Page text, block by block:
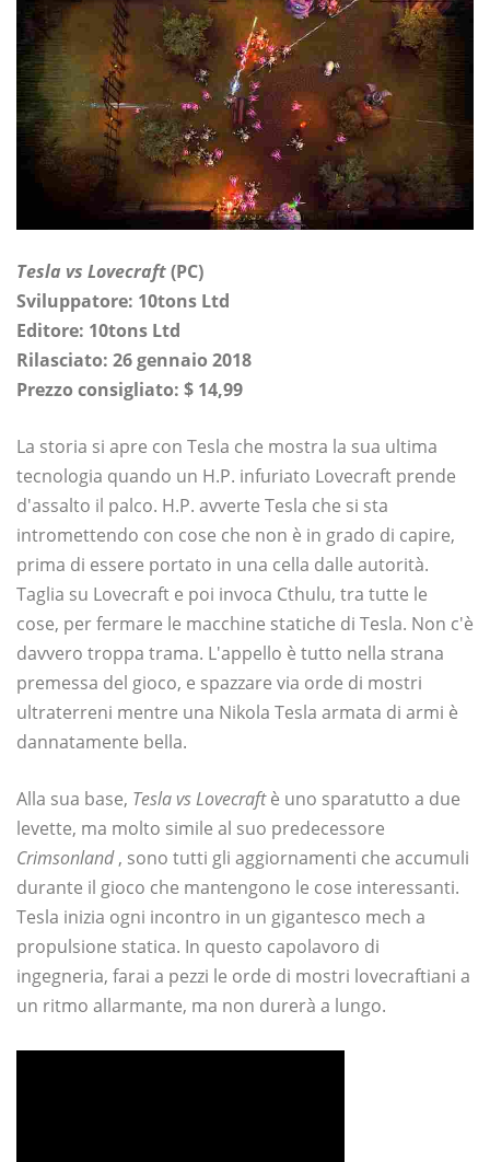
Tesla vs Lovecraft(PC)
Sviluppatore: 10tons Ltd
Editore: 10tons Ltd
Rilasciato: 26 gennaio 2018
Prezzo consigliato: $ 14,99
La storia si apre con Tesla che mostra la sua ultima
tecnologia quando un H.P. infuriato Lovecraft prende
d'assalto il palco. H.P. avverte Tesla che si sta
intromettendo con cose che non è in grado di capire,
prima di essere portato in una cella dalle autorità.
Taglia su Lovecraft e poi invoca Cthulu, tra tutte le
cose, per fermare le macchine statiche di Tesla. Non c'è
davvero troppa trama. L'appello è tutto nella strana
premessa del gioco, e spazzare via orde di mostri
ultraterreni mentre una Nikola Tesla armata di armi è
dannatamente bella.
Alla sua base, Tesla vs Lovecraftè uno sparatutto a due
levette, ma molto simile al suo predecessore
Crimsonland, sono tutti gli aggiornamenti che accumuli
durante il gioco che mantengono le cose interessanti.
Tesla inizia ogni incontro in un gigantesco mech a
propulsione statica. In questo capolavoro di
ingegneria, farai a pezzi le orde di mostri lovecraftiani a
un ritmo allarmante, ma non durerà a lungo.